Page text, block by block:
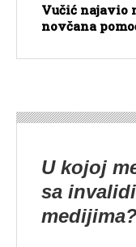
Vučić najavio
novčana
U kojoj
sa